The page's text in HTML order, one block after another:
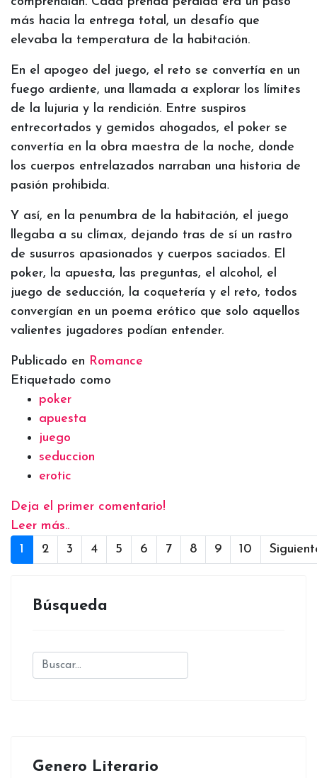
más hacia la entrega total, un desafío que
elevaba la temperatura de la habitación.
En el apogeo del juego, el reto se convertía en un
fuego ardiente, una llamada a explorar los límites
de la lujuria y la rendición. Entre suspiros
entrecortados y gemidos ahogados, el poker se
convertía en la obra maestra de la noche, donde
los cuerpos entrelazados narraban una historia de
pasión prohibida.
Y así, en la penumbra de la habitación, el juego
llegaba a su clímax, dejando tras de sí un rastro
de susurros apasionados y cuerpos saciados. El
poker, la apuesta, las preguntas, el alcohol, el
juego de seducción, la coquetería y el reto, todos
convergían en un poema erótico que solo aquellos
valientes jugadores podían entender.
Publicado en Romance
Etiquetado como
poker
apuesta
juego
seduccion
erotic
Deja el primer comentario!
Leer más..
1
2 3 4 5 6 7 8 9 10
Búsqueda
Genero Literario